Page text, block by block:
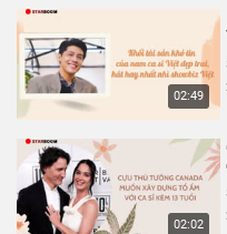
STAR BOOM! là
nổi tiếng ở Việt Nam
tin được lấy từ
chính những người
Thể loại :CHUYỆN
02:49
02:02